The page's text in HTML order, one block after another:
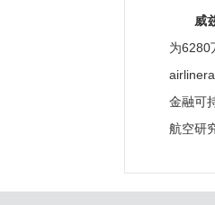
威
为6280
金融可
航空研